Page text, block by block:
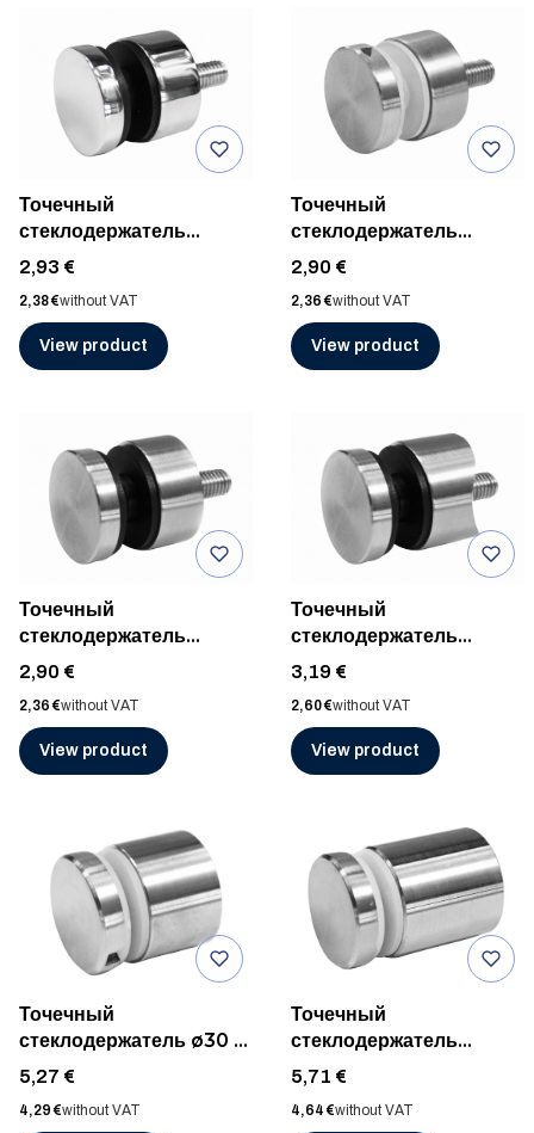
Точечный
стеклодержатель
ø30мм к плоской
поверхности, AISI 316,
ПОЛИР
Price
2,93 €
Price
2,38 €without VAT
View product
Точечный
стеклодержатель
ø30мм к плоской
поверхности, AISI 316,
ШЛИФ
Price
2,90 €
Price
2,36 €without VAT
View product
Точечный
стеклодержатель
ø30мм для плоской
поверхности, AISI 316,
ШЛИФ
Price
2,90 €
Price
2,36 €without VAT
View product
Точечный
стеклодержатель
ø30мм/ø42,4мм, AISI
304, ШЛИФ
Price
3,19 €
Price
2,60 €without VAT
View product
Точечный
стеклодержатель ø30 /
20мм M8, AISI 304,
ШЛИФ
Price
5,27 €
Price
4,29 €without VAT
Точечный
стеклодержатель
ø30мм/дист. 30мм, для
плоской поверхности,
AISI 304, ШЛИФ
Price
5,71 €
Price
4,64 €without VAT